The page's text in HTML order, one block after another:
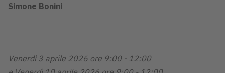
Simone Bonini
Venerdì 3 aprile 2026 ore 9:00 - 12:00